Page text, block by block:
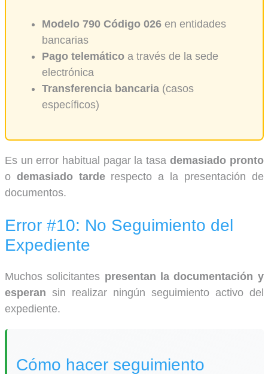
Modelo 790 Código 026 en entidades
bancarias
Pago telemático a través de la sede
electrónica
Transferencia bancaria (casos
específicos)
Es un error habitual pagar la tasa demasiado pronto
o demasiado tarderespecto a la presentación de
documentos.
Error #10: No Seguimiento del
Expediente
Muchos solicitantes presentan la documentación y
esperan sin realizar ningún seguimiento activo del
expediente.
Cómo hacer seguimiento